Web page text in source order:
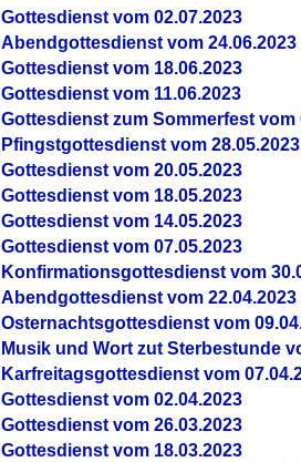
Gottesdienst vom 02.07.2023
Abendgottesdienst vom 24.06.2023
Gottesdienst vom 18.06.2023
Gottesdienst vom 11.06.2023
Gottesdienst zum Sommerfest vom
Pfingstgottesdienst vom 28.05.2023
Gottesdienst vom 20.05.2023
Gottesdienst vom 18.05.2023
Gottesdienst vom 14.05.2023
Gottesdienst vom 07.05.2023
Konfirmationsgottesdienst vom
Abendgottesdienst vom 22.04.2023
Osternachtsgottesdienst vom
Musik und Wort zut Sterbestunde
Karfreitagsgottesdienst vom
Gottesdienst vom 02.04.2023
Gottesdienst vom 26.03.2023
Gottesdienst vom 18.03.2023